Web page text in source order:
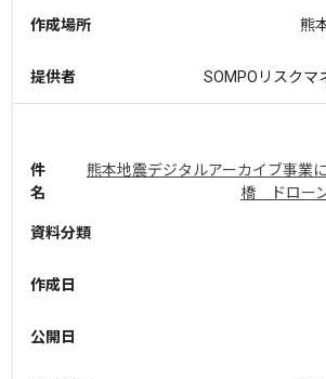
作成場所 熊
提供者 SOMPOリスクマ
件
名
熊本地震デジタルアーカイブ事業
橋 ドロー
資料分類
作成日
公開日